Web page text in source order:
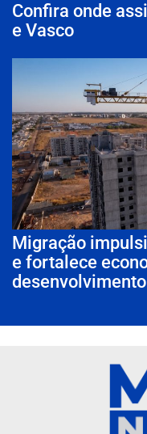
Confira onde
e Vasco
Migração
e fortalece